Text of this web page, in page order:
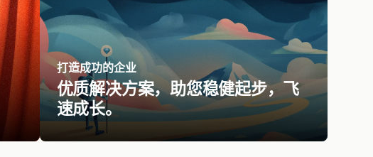
打造成功的企业
优质解决方案，助您稳健起步，飞
速成长。